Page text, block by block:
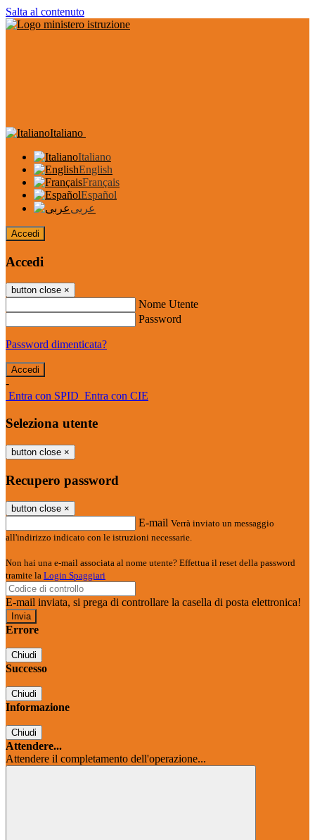
Salta al contenuto
Italiano
Italiano
English
Français
Español
عربى
Accedi
Accedi
button close ×
Nome Utente
Password
Password dimenticata?
-
Entra con SPID Entra con CIE
Seleziona utente
button close ×
Recupero password
button close ×
E-mail Verrà inviato un messaggio
all'indirizzo indicato con le istruzioni necessarie.
Non hai una e-mail associata al nome utente? Effettua il reset della password
tramite la Login Spaggiari
E-mail inviata, si prega di controllare la casella di posta elettronica!
Errore
Chiudi
Successo
Chiudi
Informazione
Chiudi
Attendere...
Attendere il completamento dell'operazione...